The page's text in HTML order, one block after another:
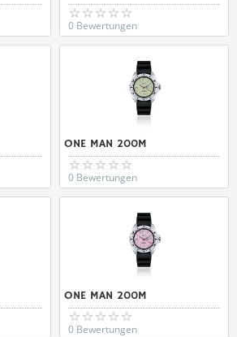
0 Bewertungen
ONE MAN 200M
0 Bewertungen
ONE MAN 200M
0 Bewertungen